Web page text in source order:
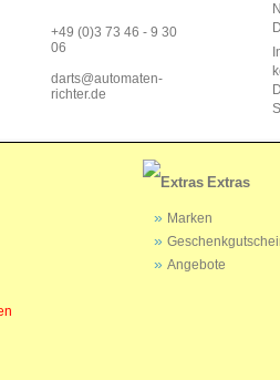
+49 (0)3 73 46 - 9 30
06
darts@automaten-
richter.de
Extras
Marken
Angebote